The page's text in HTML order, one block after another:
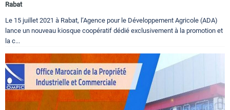
Rabat
Le 15 juillet 2021 à Rabat, l’Agence pour le Développement Agricole (ADA)
lance un nouveau kiosque coopératif dédié exclusivement à la promotion et
la c...